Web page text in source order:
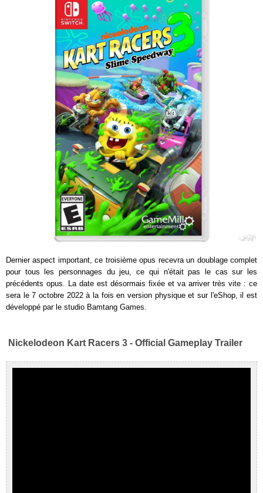
Dernier aspect important, ce troisième opus recevra un doublage complet
pour tous les personnages du jeu, ce qui n'était pas le cas sur les
précédents opus. La date est désormais fixée et va arriver très vite : ce
sera le 7 octobre 2022 à la fois en version physique et sur l'eShop, il est
développé par le studio Bamtang Games.
Nickelodeon Kart Racers 3 - Official Gameplay Trailer